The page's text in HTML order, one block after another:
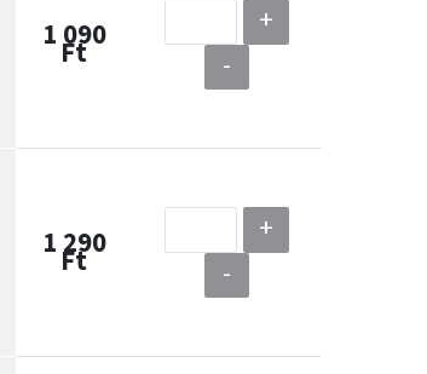
1 090
Ft
+
-
1 290
Ft
+
-